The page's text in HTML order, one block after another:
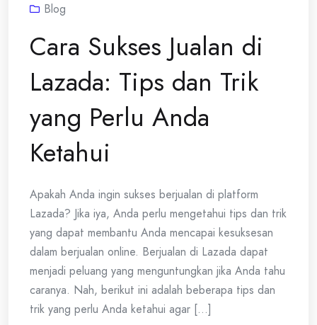
Blog
Cara Sukses Jualan di
Lazada: Tips dan Trik
yang Perlu Anda
Ketahui
Apakah Anda ingin sukses berjualan di platform
Lazada? Jika iya, Anda perlu mengetahui tips dan trik
yang dapat membantu Anda mencapai kesuksesan
dalam berjualan online. Berjualan di Lazada dapat
menjadi peluang yang menguntungkan jika Anda tahu
caranya. Nah, berikut ini adalah beberapa tips dan
trik yang perlu Anda ketahui agar [...]